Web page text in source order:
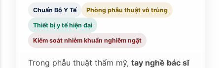
Chuẩn Bộ Y Tế Phòng phẫu thuật vô trùng
Thiết bị y tế hiện đại
Kiểm soát nhiễm khuẩn nghiêm ngặt
Trong phẫu thuật thẩm mỹ,tay nghề bác sĩ